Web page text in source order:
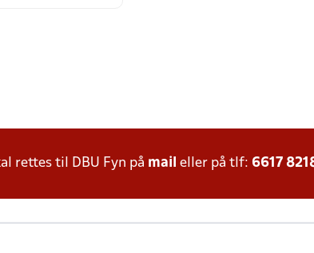
rettes til DBU Fyn på mail eller på tlf: 6617